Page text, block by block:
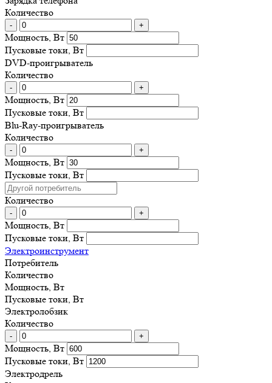
Количество
- +
Мощность, Вт
Пусковые токи, Вт
DVD-проигрыватель
Количество
- +
Мощность, Вт
Пусковые токи, Вт
Blu-Ray-проигрыватель
Количество
- +
Мощность, Вт
Пусковые токи, Вт
Количество
- +
Мощность, Вт
Пусковые токи, Вт
Электроинструмент
Потребитель
Количество
Мощность, Вт
Пусковые токи, Вт
Электролобзик
Количество
- +
Мощность, Вт
Пусковые токи, Вт
Электродрель